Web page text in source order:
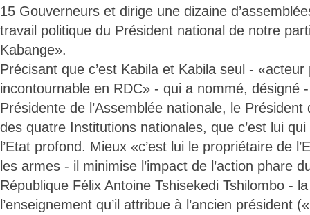
15 Gouverneurs et dirige une dizaine
travail politique du Président national de notre
Kabange».
Précisant que c’est Kabila et Kabila seul -
incontournable en RDC» - qui a nommé, désigné
Présidente de l’Assemblée nationale, le
des quatre Institutions nationales, que c’est lui
l’Etat profond. Mieux «c’est lui le propriétaire de
les armes - il minimise l’impact de l’action phare
République Félix Antoine Tshisekedi Tshilombo -
l’enseignement qu’il attribue à l’ancien président